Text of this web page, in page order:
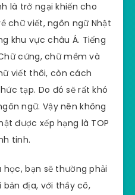
là trở ngại khiến cho
chữ viết, ngôn ngữ Nhật
khu vực châu Á. Tiếng
cứng, chữ mềm và
viết thôi, còn cách
tạp. Do đó sẽ rất khó
ngữ. Vậy nên không
được xếp hạng là TOP
tinh.
bạn sẽ thường phải
địa, với thầy cô,